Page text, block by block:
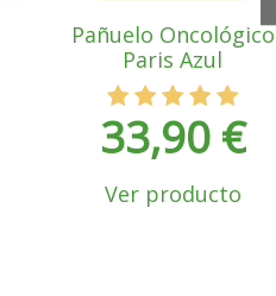
Pañuelo Oncológico
Paris Azul
33,90 €
Ver producto